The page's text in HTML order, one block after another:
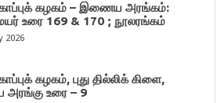
கழகம் – இணைய அரங்கம்:
உரை 169 & 170 ; நூலரங்கம்
2026
கழகம், புது தில்லிக் கிளை,
உரை – 9